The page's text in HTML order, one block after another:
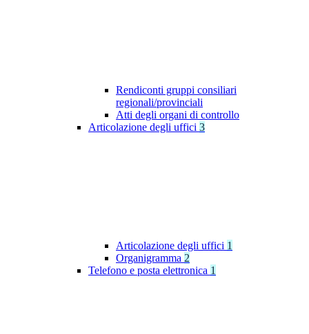
Rendiconti gruppi consiliari
regionali/provinciali
Atti degli organi di controllo
Articolazione degli uffici 3
Articolazione degli uffici 1
Organigramma 2
Telefono e posta elettronica 1